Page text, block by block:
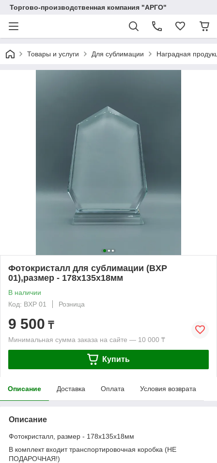
Торгово-производственная компания "АРГО"
Товары и услуги Для сублимации Наградная
Фотокристалл для сублимации (BXP
01),размер - 178х135х18мм
В наличии
Код: BXP 01
Розница
9 500 ₸
Минимальная сумма заказа на сайте — 10 000 ₸
Купить
Описание Доставка Оплата Условия возврата
Описание
Фотокристалл, размер - 178х135х18мм
В комплект входит транспортировочная коробка (НЕ
ПОДАРОЧНАЯ!)